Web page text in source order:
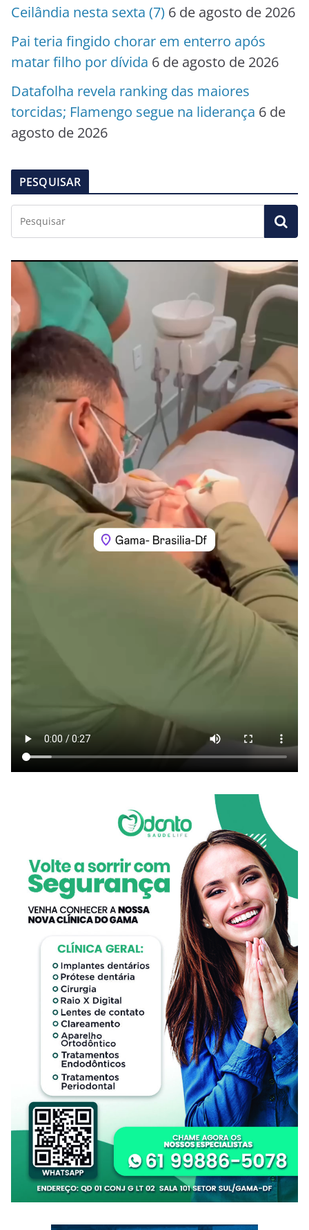
Ceilândia nesta sexta (7) 6 de agosto de 2026
Pai teria fingido chorar em enterro após
matar filho por dívida 6 de agosto de 2026
Datafolha revela ranking das maiores
torcidas; Flamengo segue na liderança 6 de
agosto de 2026
PESQUISAR